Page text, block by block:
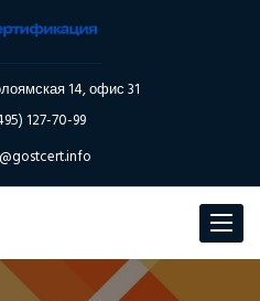
14, офис 31
127-70-99
Toggle